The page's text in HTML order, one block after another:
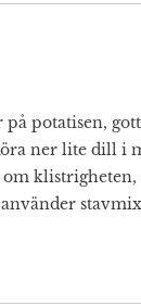
potatisen,
ner lite dill i
klistrigheten,